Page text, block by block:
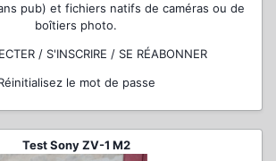
pub) et fichiers natifs de caméras ou de
boîtiers photo.
/ S'INSCRIRE / SE RÉABONNER
le mot de passe
Test Sony ZV-1 M2